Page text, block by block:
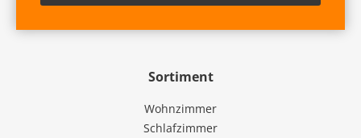
Sortiment
Wohnzimmer
Schlafzimmer